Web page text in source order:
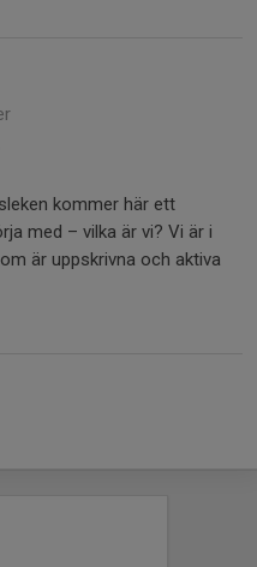
kommer här ett
med – vilka är vi? Vi är i
är uppskrivna och aktiva